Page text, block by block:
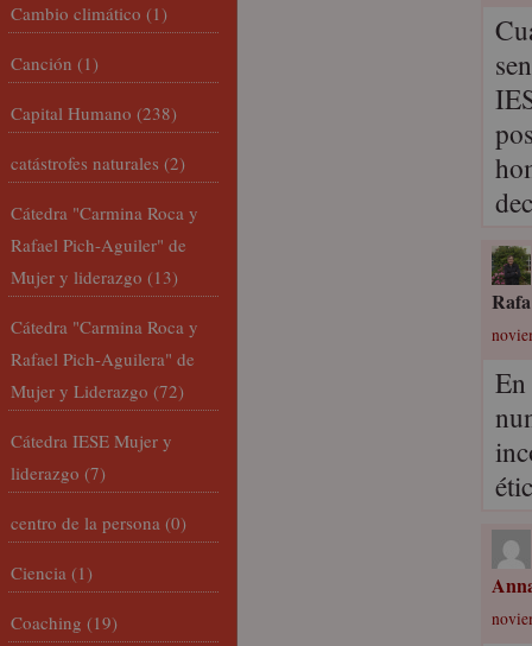
Rafa
Cambio climático (1)
Canción (1)
Capital Humano (238)
catástrofes naturales (2)
Cátedra "Carmina Roca y
Rafael Pich-Aguiler" de
Mujer y liderazgo (13)
Cátedra "Carmina Roca y
Rafael Pich-Aguilera" de
Mujer y Liderazgo (72)
Cátedra IESE Mujer y
liderazgo (7)
centro de la persona (0)
Ciencia (1)
Coaching (19)